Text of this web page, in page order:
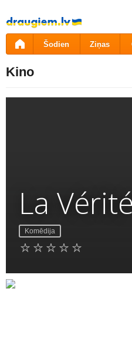
Pāriet
uz
saturu
Šodien Ziņas
Kino
La
Komēdija